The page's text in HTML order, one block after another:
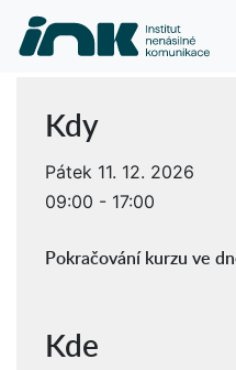
Kdy
Pátek 11. 12. 2026
09:00 - 17:00
Pokračování kurzu ve
Kde